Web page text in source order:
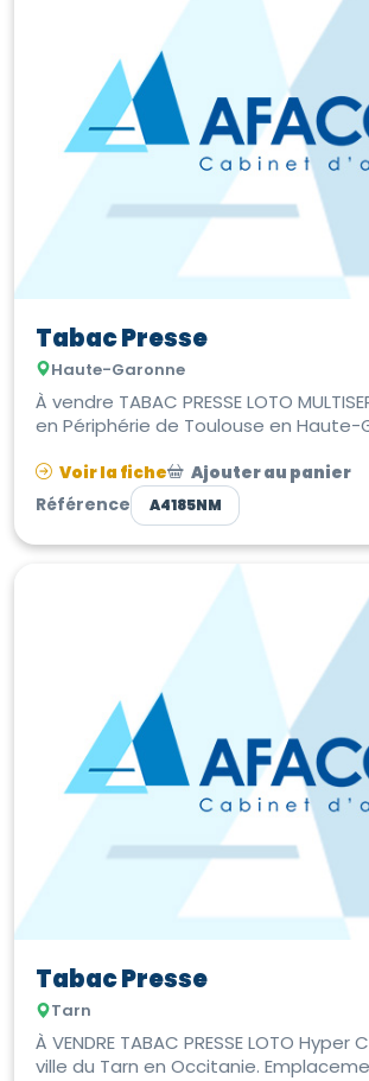
Tabac Presse
Haute-Garonne
À vendre TABAC PRESSE LOTO
en Périphérie de Toulouse en Haute-
Voir la fiche Ajouter au panier
Référence A4185NM
Tabac Presse
Tarn
À VENDRE TABAC PRESSE LOTO
ville du Tarn en Occitanie.